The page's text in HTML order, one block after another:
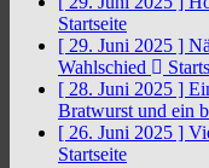
Startseite
[ 29. Juni 2025 ]
Wahlschied
[ 28. Juni 2025 ]
Bratwurst und ein
[ 26. Juni 2025 ]
Startseite